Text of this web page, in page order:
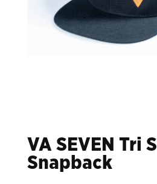
VA SEVEN Tri S
Snapback